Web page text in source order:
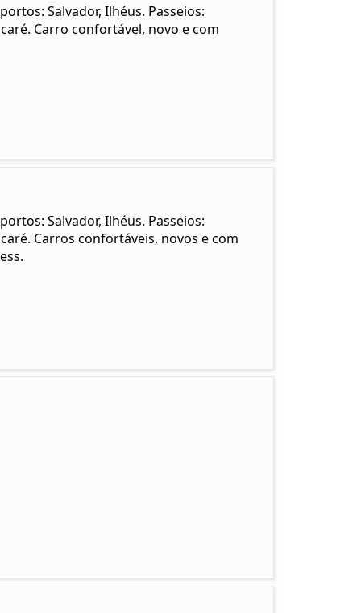
Salvador, Ilhéus. Passeios:
Carro confortável, novo e com
Salvador, Ilhéus. Passeios:
Carros confortáveis, novos e com